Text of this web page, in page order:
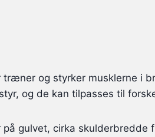
og styrker musklerne i
og de kan tilpasses til
gulvet, cirka skulderbredde